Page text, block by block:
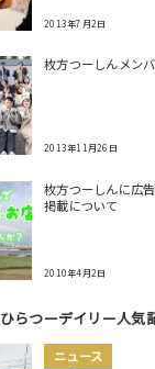
2013年7月2日
枚方つーしんメン
2013年11月26日
枚方つーしんに広
掲載について
2010年4月2日
ひらつーデイリー人気
ニュース